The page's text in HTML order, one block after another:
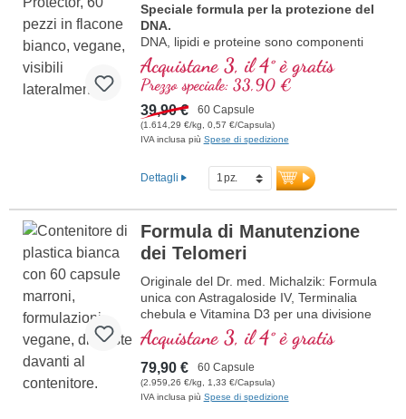
Speciale formula per la protezione del
DNA.
DNA, lipidi e proteine sono componenti
importanti delle cellule. Proteggi le tue
cellule dallo stress ossidativo, con
preziose sostanze naturali.
Acquistane 3, il 4° è gratis
Prezzo speciale: 33,90 €
39,90 € 60 Capsule
(1.614,29 €/kg, 0,57 €/Capsula)
IVA inclusa più Spese di spedizione
Dettagli
Formula di Manutenzione
dei Telomeri
Originale del Dr. med. Michalzik: Formula
unica con Astragaloside IV, Terminalia
chebula e Vitamina D3 per una divisione
cellulare ottimale e la manutenzione dei
telomeri. Contiene 350 mg di estratto di
Astragalus altamente concentrato, 150
mg di Terminalia chebula e 25 µg di
vitamina D3 vegana per dosaggio
Acquistane 3, il 4° è gratis
79,90 € 60 Capsule
(2.959,26 €/kg, 1,33 €/Capsula)
IVA inclusa più Spese di spedizione